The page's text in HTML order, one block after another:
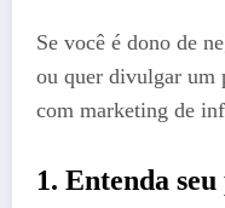
Se você é dono de
ou quer divulgar um
com marketing de
1. Entenda